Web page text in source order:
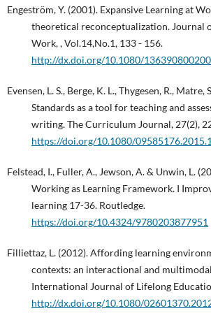
Engeström, Y. (2001). Expansive Learning at
theoretical reconceptualization. Journal
Work, , Vol.14,No.1, 133 - 156.
http://dx.doi.org/10.1080/
Evensen, L. S., Berge, K. L., Thygesen, R., Matre,
Standards as a tool for teaching and
writing. The Curriculum Journal, 27(2),
https://doi.org/10.1080/
Felstead, I., Fuller, A., Jewson, A. & Unwin, L.
Working as Learning Framework. I
learning 17-36. Routledge.
https://doi.org/10.4324/9780203877951
Filliettaz, L. (2012). Affording learning
contexts: an interactional and
International Journal of Lifelong
http://dx.doi.org/10.1080/